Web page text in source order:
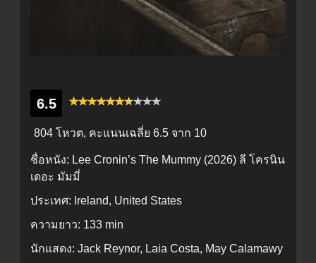
6.5
804 โหวต, คะแนนเฉลี่ย 6.5 จาก 10
ชื่อหนัง: Lee Cronin’s The Mummy (2026) ลี โครนิน
เดอะ มัมมี่
ประเทศ: Ireland, United States
ความยาว: 133 min
นักแสดง: Jack Reynor, Laia Costa, May Calamawy